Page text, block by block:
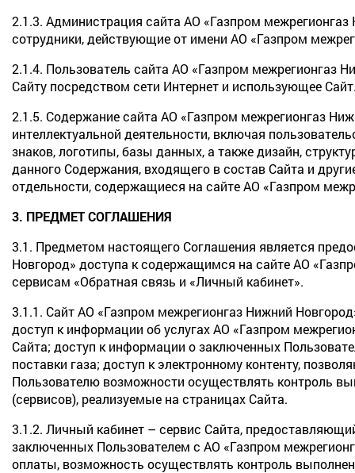
2.1.3. Администрация сайта АО «Газпром
сотрудники, действующие от имени АО «Газпром
2.1.4. Пользователь сайта АО «Газпром межрегионгаз
Сайту посредством сети Интернет и использующее
2.1.5. Содержание сайта АО «Газпром межрегионгаз
интеллектуальной деятельности, включая
знаков, логотипы, базы данных, а также дизайн,
данного Содержания, входящего в состав Сайта и
отдельности, содержащиеся на сайте АО «Газпром
3. ПРЕДМЕТ СОГЛАШЕНИЯ
3.1. Предметом настоящего Соглашения является
Новгород» доступа к содержащимся на сайте АО
сервисам «Обратная связь и «Личный кабинет».
3.1.1. Сайт АО «Газпром межрегионгаз Нижний
доступ к информации об услугах АО «Газпром
Сайта; доступ к информации о заключенных
поставки газа; доступ к электронному контенту,
Пользователю возможности осуществлять контроль
(сервисов), реализуемые на страницах Сайта.
3.1.2. Личный кабинет – сервис Сайта,
заключенных Пользователем с АО «Газпром
оплаты, возможность осуществлять контроль